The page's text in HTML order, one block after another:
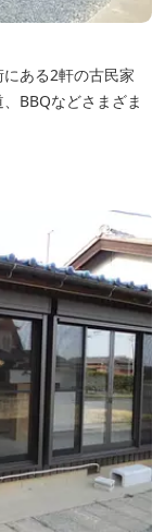
ある2軒の古民家
BBQなどさまざま